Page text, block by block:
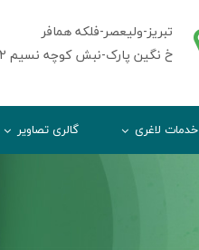
تبریز-ولیعصر-فلکه همافر
خ نگین پارک-نبش کوچه نسیم 2-ط3واحد3
خدمات لاغری گالری تصاویر